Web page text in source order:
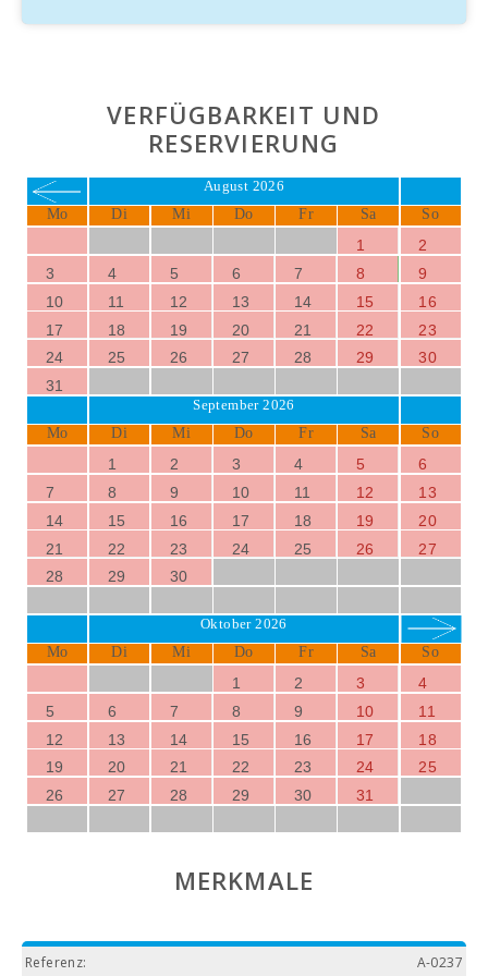
Finca, professionelle Radverleiher, ausgewiesene
RadlerstreckeVERFÜGBARKEIT UND
RESERVIERUNG
August 2026
Mo Di Mi Do Fr Sa So
1
2
3
4 5 6 7 8
9
10
11 12 13 14 15
16
17
18 19 20 21 22
23
24
25 26 27 28 29
30
31
September 2026
Mo Di Mi Do Fr Sa So
1 2 3 4 5
6
7
8 9 10 11 12
13
14
15 16 17 18 19
20
21
22 23 24 25 26
27
28
29 30
Oktober 2026
Mo Di Mi Do Fr Sa So
1 2 3
4
5
6 7 8 9 10
11
12
13 14 15 16 17
18
19
20 21 22 23 24
25
26
27 28 29 30 31
MERKMALE
Referenz: A-0237